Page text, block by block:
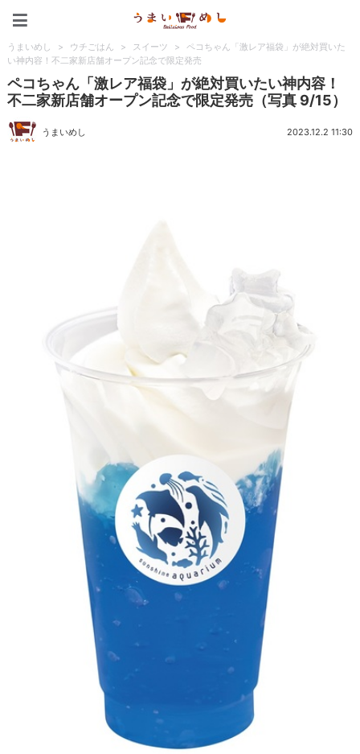
うまいめし > ウチごはん > スイーツ >
ペコちゃん「激レア福袋」が絶対買いた
い神内容！不二家新店舗オープン記念で限定発売
ペコちゃん「激レア福袋」が絶対買いたい神内容！
不二家新店舗オープン記念で限定発売（写真 9/15）
うまいめし 2023.12.2 11:30